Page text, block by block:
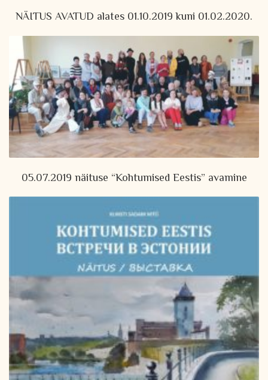
NÄITUS AVATUD alates 01.10.2019 kuni 01.02.2020.
05.07.2019 näituse “Kohtumised Eestis” avamine